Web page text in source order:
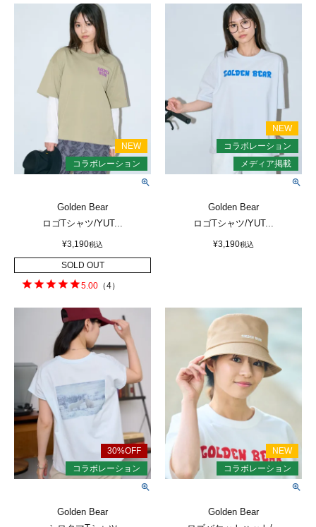
Golden Bear
ロゴTシャツ/YUT...
¥3,190税込
SOLD OUT
5.00 （4）
Golden Bear
ロゴTシャツ/YUT...
¥3,190税込
Golden Bear
Golden Bear